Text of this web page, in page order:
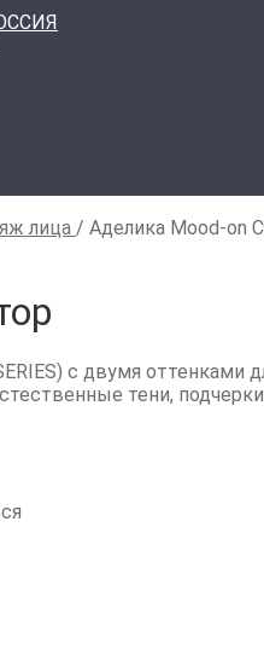
лица / Аделика Mood-on
с двумя оттенками
тени,